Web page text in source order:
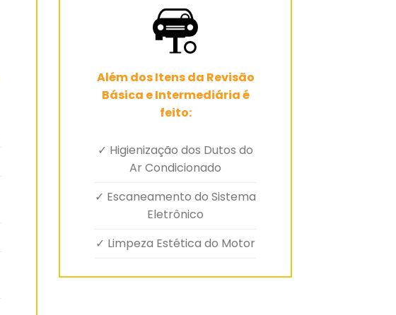
Além dos Itens da Revisão
Básica e Intermediária é
feito:
✓ Higienização dos Dutos do
Ar Condicionado
✓ Escaneamento do Sistema
Eletrônico
✓ Limpeza Estética do Motor